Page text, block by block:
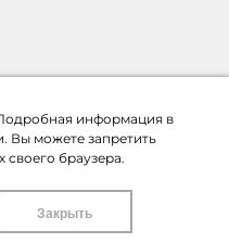
информация в
Вы можете запретить
своего браузера.
Закрыть